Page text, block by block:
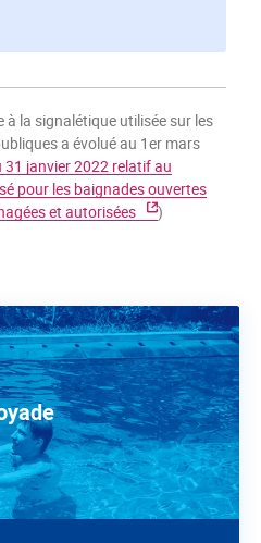
la signalétique utilisée sur les
a évolué au 1er mars
31 janvier 2022 relatif au
pour les baignades ouvertes
et autorisées
)